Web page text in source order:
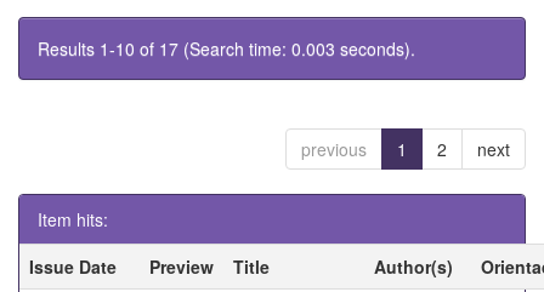
Results 1-10 of 17 (Search time: 0.003 seconds).
previous 1 2 next
Item hits:
Issue Date
Preview Title Author(s)